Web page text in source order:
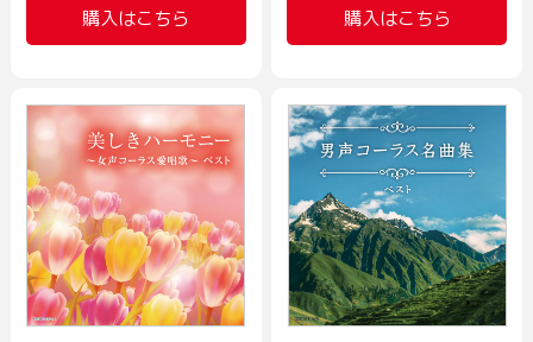
購入はこちら 購入はこちら